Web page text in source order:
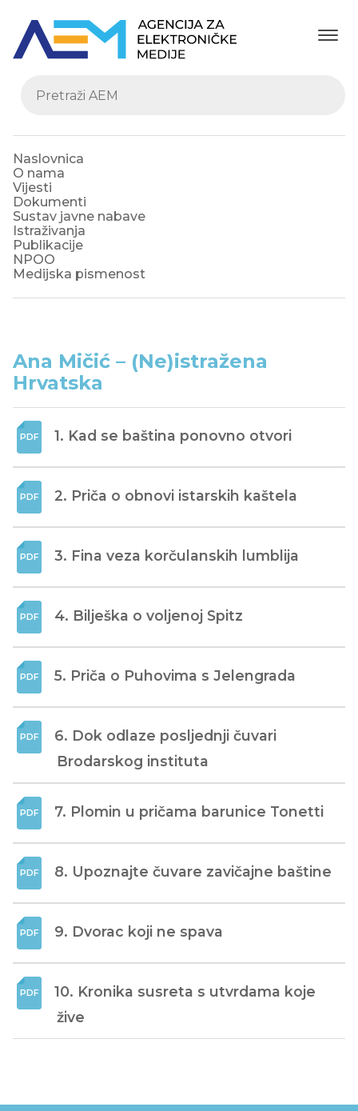
Naslovnica
O nama
Vijesti
Dokumenti
Sustav javne nabave
Istraživanja
Publikacije
NPOO
Medijska pismenost
Ana Mičić – (Ne)istražena
Hrvatska
1. Kad se baština ponovno otvori
2. Priča o obnovi istarskih kaštela
3. Fina veza korčulanskih lumblija
4. Bilješka o voljenoj Spitz
5. Priča o Puhovima s Jelengrada
6. Dok odlaze posljednji čuvari
Brodarskog instituta
7. Plomin u pričama barunice Tonetti
8. Upoznajte čuvare zavičajne baštine
9. Dvorac koji ne spava
10. Kronika susreta s utvrdama koje
žive